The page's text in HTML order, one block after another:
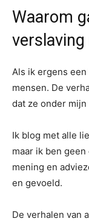
Waarom
Als ik ergens
mensen. De
dat ze onder
Ik blog met alle
maar ik ben
mening en
en gevoeld.
De verhalen van